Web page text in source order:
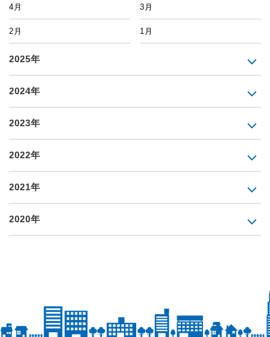
4月 3月
2月 1月
2025年
2024年
2023年
2022年
2021年
2020年